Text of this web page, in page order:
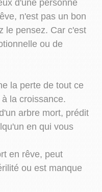
d'une personne
n'est pas un bon
le pensez. Car c'est
ou de
la perte de tout ce
la croissance.
arbre mort, prédit
en qui vous
en rêve, peut
ou est manque